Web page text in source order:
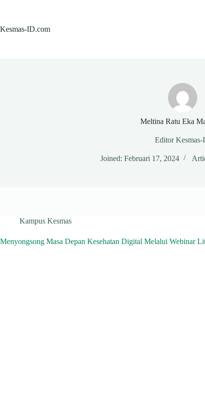
Kesmas-ID.com
Meltina Ratu Eka
Editor Kesmas-
Joined: Februari 17, 2024
Kampus Kesmas
Menyongsong Masa Depan Kesehatan Digital Melalui Webinar